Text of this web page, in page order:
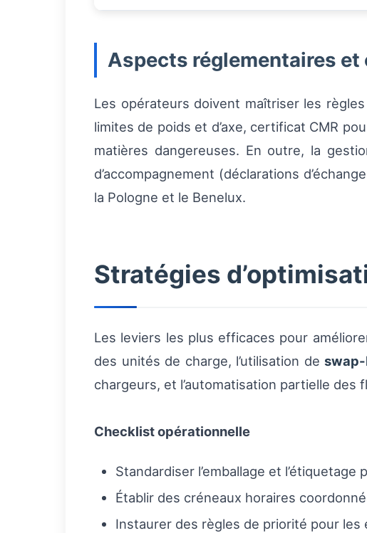
Aspects réglementaires
Les opérateurs doivent maîtriser les
limites de poids et d’axe, certificat CMR
matières dangereuses. En outre, la
d’accompagnement (déclarations
la Pologne et le Benelux.
Stratégies
Les leviers les plus efficaces pour
des unités de charge, l’utilisation de
chargeurs, et l’automatisation partielle
Checklist opérationnelle
Standardiser l’emballage et l’étiquetage
Établir des créneaux horaires
Instaurer des règles de priorité pour les